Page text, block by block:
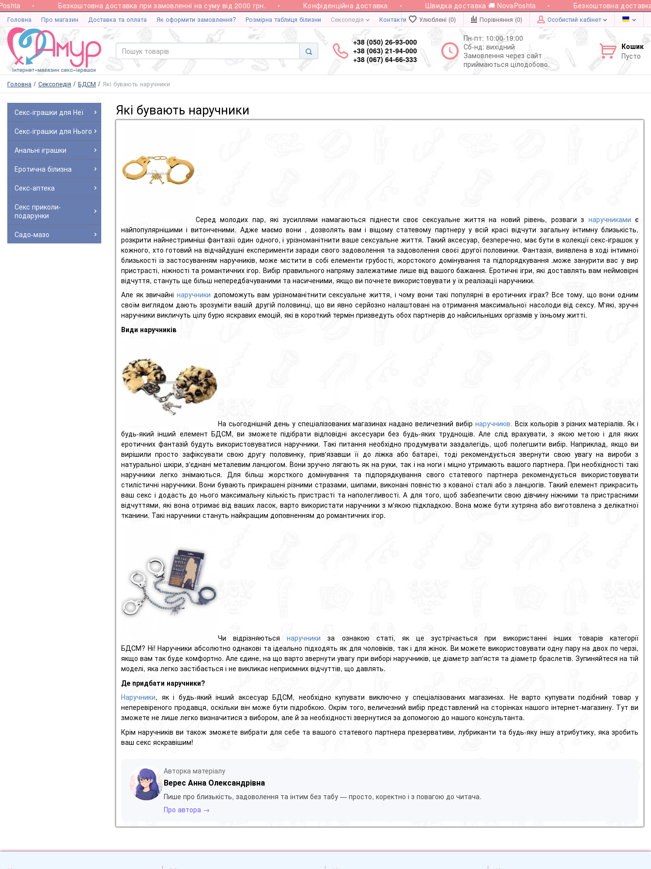
Безкоштовна доставка при замовленні на суму від 2000 грн. Конфіденційна доставка Швидка доставка 🚚 NovaPoshta Безкоштовна доставка
Головна Про магазин Доставка та оплата Як оформити замовлення? Розмірна таблиця білизни Сексопедія Контакти Улюблені (0) Порівняння (0) Особистий кабінет
+38 (050) 26-93-000
+38 (063) 21-94-000
+38 (067) 64-66-333
Пн-пт: 10:00-19:00
Сб-нд: вихідний
Замовлення через сайт
приймаються цілодобово.
Кошик
Пусто
Головна Сексопедія БДСМ Які бувають наручники
Секс-іграшки для Неї
Секс-іграшки для Нього
Анальні іграшки
Еротична білизна
Секс-аптека
Секс приколи-
подарунки
Садо-мазо
Які бувають наручники
Серед молодих пар, які зусиллями намагаються піднести своє сексуальне життя на новий рівень, розваги з наручниками є
найпопулярнішими і витонченими. Адже маємо вони , дозволять вам і віщому статевому партнеру у всій красі відчути загальну інтимну близькість,
розкрити найнестримніші фантазії один одного, і урізноманітнити ваше сексуальне життя. Такий аксесуар, безперечно, має бути в колекції секс-іграшок у
кожного, хто готовий на відчайдушні експерименти заради свого задоволення та задоволення своєї другої половинки. Фантазія, виявлена ​​в ході інтимної
близькості із застосуванням наручників, може містити в собі елементи грубості, жорстокого домінування та підпорядкування .може занурити вас у вир
пристрасті, ніжності та романтичних ігор. Вибір правильного напряму залежатиме лише від вашого бажання. Еротичні ігри, які доставлять вам неймовірні
відчуття, стануть ще більш непередбачуваними та насиченими, якщо ви почнете використовувати у їх реалізації наручники.
Але як звичайні наручники допоможуть вам урізноманітнити сексуальне життя, і чому вони такі популярні в еротичних іграх? Все тому, що вони одним
своїм виглядом дають зрозуміти вашій другій половинці, що ви явно серйозно налаштовані на отримання максимальної насолоди від сексу. М'які, зручні
наручники викличуть цілу бурю яскравих емоцій, які в короткий термін призведуть обох партнерів до найсильніших оргазмів у їхньому житті.
Види наручників
На сьогоднішній день у спеціалізованих магазинах надано величезний вибір наручників. Всіх кольорів з різних матеріалів. Як і
будь-який інший елемент БДСМ, ви зможете підібрати відповідні аксесуари без будь-яких труднощів. Але слід врахувати, з якою метою і для яких
еротичних фантазій будуть використовуватися наручники. Такі питання необхідно продумувати заздалегідь, щоб полегшити вибір. Наприклад, якщо ви
вирішили просто зафіксувати свою другу половинку, прив'язавши її до ліжка або батареї, тоді рекомендується звернути свою увагу на вироби з
натуральної шкіри, з'єднані металевим ланцюгом. Вони зручно лягають як на руки, так і на ноги і міцно утримають вашого партнера. При необхідності такі
наручники легко знімаються. Для більш жорсткого домінування та підпорядкування свого статевого партнера рекомендується використовувати
стилістичні наручники. Вони бувають прикрашені різними стразами, шипами, виконані повністю з кованої сталі або з ланцюгів. Такий елемент прикрасить
ваш секс і додасть до нього максимальну кількість пристрасті та наполегливості. А для того, щоб забезпечити свою дівчину ніжними та пристрасними
відчуттями, які вона отримає від ваших ласок, варто використати наручники з м'якою підкладкою. Вона може бути хутряна або виготовлена ​​з делікатної
тканини. Такі наручники стануть найкращим доповненням до романтичних ігор.
Чи відрізняються наручники
за ознакою статі, як це зустрічається при використанні інших товарів категорії
БДСМ? Ні! Наручники абсолютно однакові та ідеально підходять як для чоловіків, так і для жінок. Ви можете використовувати одну пару на двох по черзі,
якщо вам так буде комфортно. Але єдине, на що варто звернути увагу при виборі наручників, це діаметр зап'ястя та діаметр браслетів. Зупиняйтеся на тій
моделі, яка легко застібається і не викликає неприємних відчуттів, що давлять.
Де придбати наручники?
Наручники, як і будь-який інший аксесуар БДСМ, необхідно купувати виключно у спеціалізованих магазинах. Не варто купувати подібний товар у
неперевіреного продавця, оскільки він може бути підробкою. Окрім того, величезний вибір представлений на сторінках нашого інтернет-магазину. Тут ви
зможете не лише легко визначитися з вибором, але й за необхідності звернутися за допомогою до нашого консультанта.
Крім наручників ви також зможете вибрати для себе та вашого статевого партнера презервативи, лубриканти та будь-яку іншу атрибутику, яка зробить
ваш секс яскравішим!
Авторка матеріалу
Верес Анна Олександрівна
Пише про близькість, задоволення та інтим без табу — просто, коректно і з повагою до читача.
Про автора →